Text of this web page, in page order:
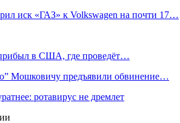
иск «ГАЗ» к Volkswagen на почти 17…
прибыл в США, где проведёт…
Мошковичу предъявили обвинение…
ротавирус не дремлет